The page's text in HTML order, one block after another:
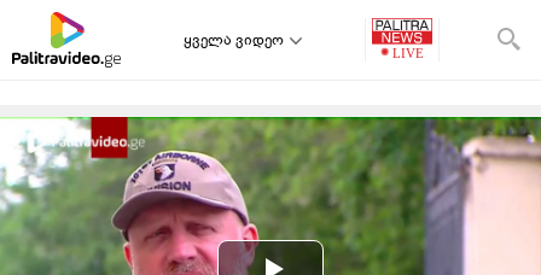
ყველა ვიდეო